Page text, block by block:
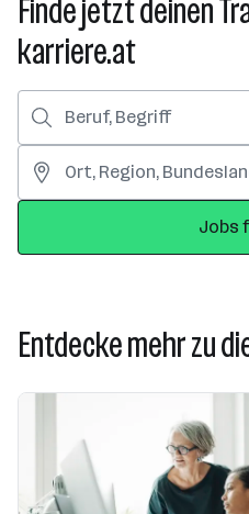
Finde jetzt deinen
karriere.at
Jobs
Entdecke mehr zu